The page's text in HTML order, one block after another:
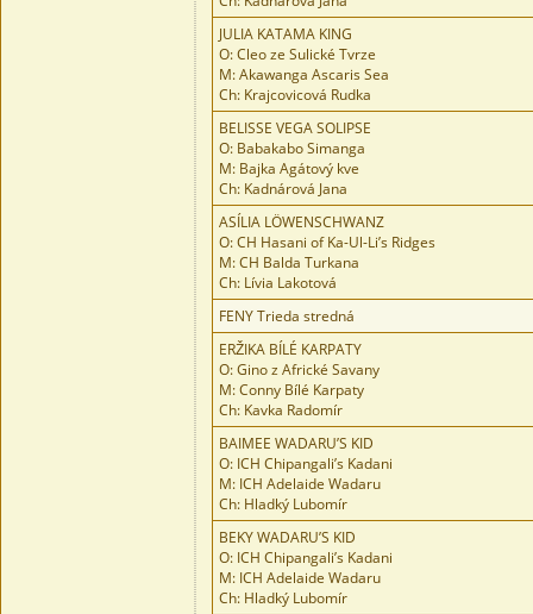
JULIA KATAMA KING
O: Cleo ze Sulické Tvrze
M: Akawanga Ascaris Sea
Ch: Krajcovicová Rudka
BELISSE VEGA SOLIPSE
O: Babakabo Simanga
M: Bajka Agátový kve
Ch: Kadnárová Jana
ASÍLIA LÖWENSCHWANZ
O: CH Hasani of Ka-Ul-Li’s Ridges
M: CH Balda Turkana
Ch: Lívia Lakotová
FENY Trieda stredná
ERŽIKA BÍLÉ KARPATY
O: Gino z Africké Savany
M: Conny Bílé Karpaty
Ch: Kavka Radomír
BAIMEE WADARU’S KID
O: ICH Chipangali’s Kadani
M: ICH Adelaide Wadaru
Ch: Hladký Lubomír
BEKY WADARU’S KID
O: ICH Chipangali’s Kadani
M: ICH Adelaide Wadaru
Ch: Hladký Lubomír